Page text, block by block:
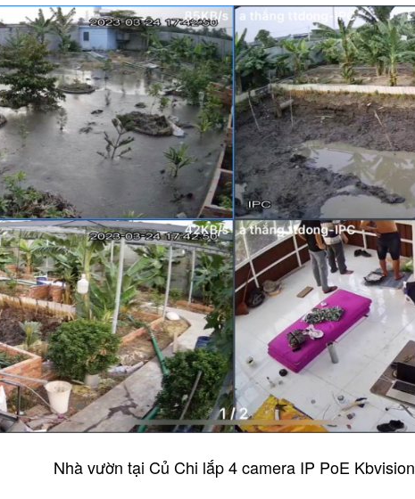
Nhà vườn tại Củ Chi lắp 4 camera IP PoE Kbvision